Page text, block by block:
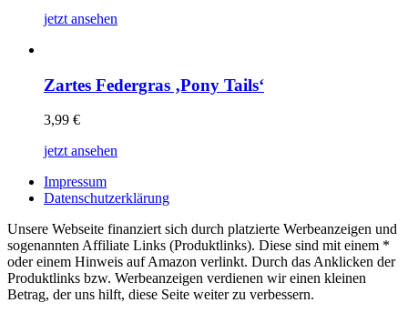
jetzt ansehen
Zartes Federgras ‚Pony Tails‘
3,99 €
jetzt ansehen
Impressum
Datenschutzerklärung
Unsere Webseite finanziert sich durch platzierte Werbeanzeigen und
sogenannten Affiliate Links (Produktlinks). Diese sind mit einem *
oder einem Hinweis auf Amazon verlinkt. Durch das Anklicken der
Produktlinks bzw. Werbeanzeigen verdienen wir einen kleinen
Betrag, der uns hilft, diese Seite weiter zu verbessern.